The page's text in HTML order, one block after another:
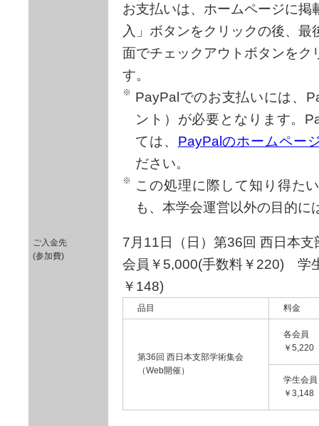
ご入金先
(参加費)
お支払いは、ホームページに掲
入」ボタンをクリックの後、
面でチェックアウトボタンをク
す。
PayPalでのお支払いには、
ント）が必要となります。
ては、 PayPalのホームペー
ださい。
この処理に際して知り得た
も、本学会運営以外の目的に
7月11日（日）第36回 西日本
会員￥5,000(手数料￥220) 学
￥148)
品目 料金
第36回 西日本支部学術集会
（Web開催）
各会員
￥5,220
学生会
￥3,148